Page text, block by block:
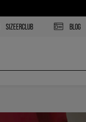
SIZEERCLUB BLOG